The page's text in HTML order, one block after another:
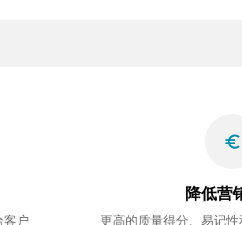
客户
euro_symbol
降低营
更高的质量得分、易记